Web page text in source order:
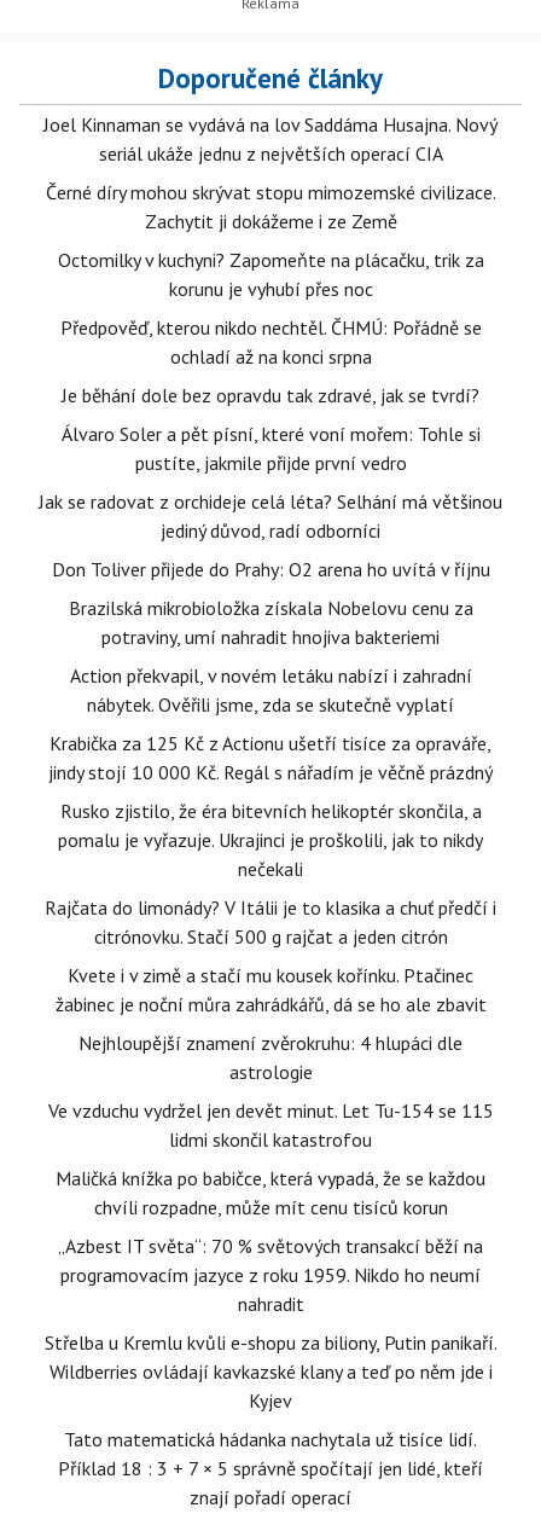
Doporučené články
Joel Kinnaman se vydává na lov Saddáma Husajna. Nový
seriál ukáže jednu z největších operací CIA
Černé díry mohou skrývat stopu mimozemské civilizace.
Zachytit ji dokážeme i ze Země
Octomilky v kuchyni? Zapomeňte na plácačku, trik za
korunu je vyhubí přes noc
Předpověď, kterou nikdo nechtěl. ČHMÚ: Pořádně se
ochladí až na konci srpna
Je běhání dole bez opravdu tak zdravé, jak se tvrdí?
Álvaro Soler a pět písní, které voní mořem: Tohle si
pustíte, jakmile přijde první vedro
Jak se radovat z orchideje celá léta? Selhání má většinou
jediný důvod, radí odborníci
Don Toliver přijede do Prahy: O2 arena ho uvítá v říjnu
Brazilská mikrobioložka získala Nobelovu cenu za
potraviny, umí nahradit hnojiva bakteriemi
Action překvapil, v novém letáku nabízí i zahradní
nábytek. Ověřili jsme, zda se skutečně vyplatí
Krabička za 125 Kč z Actionu ušetří tisíce za opraváře,
jindy stojí 10 000 Kč. Regál s nářadím je věčně prázdný
Rusko zjistilo, že éra bitevních helikoptér skončila, a
pomalu je vyřazuje. Ukrajinci je proškolili, jak to nikdy
nečekali
Rajčata do limonády? V Itálii je to klasika a chuť předčí i
citrónovku. Stačí 500 g rajčat a jeden citrón
Kvete i v zimě a stačí mu kousek kořínku. Ptačinec
žabinec je noční můra zahrádkářů, dá se ho ale zbavit
Nejhloupější znamení zvěrokruhu: 4 hlupáci dle
astrologie
Ve vzduchu vydržel jen devět minut. Let Tu-154 se 115
lidmi skončil katastrofou
Maličká knížka po babičce, která vypadá, že se každou
chvíli rozpadne, může mít cenu tisíců korun
„Azbest IT světa“: 70 % světových transakcí běží na
programovacím jazyce z roku 1959. Nikdo ho neumí
nahradit
Střelba u Kremlu kvůli e-shopu za biliony, Putin panikaří.
Wildberries ovládají kavkazské klany a teď po něm jde i
Kyjev
Tato matematická hádanka nachytala už tisíce lidí.
Příklad 18 : 3 + 7 × 5 správně spočítají jen lidé, kteří
znají pořadí operací